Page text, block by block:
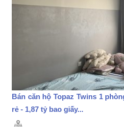
Bán căn hộ Topaz Twins 1
rẻ - 1,87 tỷ bao giấy...